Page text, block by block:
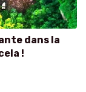
dans la
!